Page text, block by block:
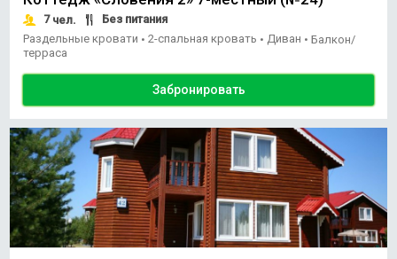
7чел.
Без питания
Раздельные кровати • 2-спальная кровать • Диван • Балкон/
терраса
Забронировать